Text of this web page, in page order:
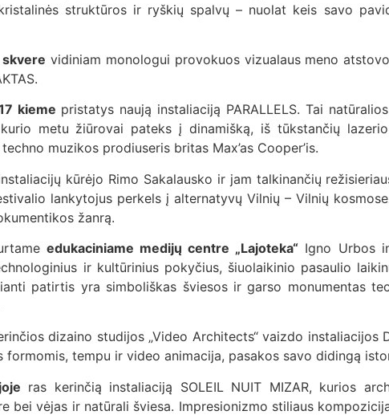
struktūros ir ryškių spalvų – nuolat keis savo
vidiniam monologui provokuos vizualaus meno
kieme pristatys naują instaliaciją PARALLELS. Tai
metu žiūrovai pateks į dinamišką, iš tūkstančių
muzikos prodiuseris britas Max’as Cooper’is.
kūrėjo Rimo Sakalausko ir jam talkinančių
lankytojus perkels į alternatyvų Vilnių – Vilnių
žanrą.
edukaciniame medijų centre „Lajoteka“ Igno Urbos
ir kultūrinius pokyčius, šiuolaikinio pasaulio
patirtis yra simboliškas šviesos ir garso monumentas
dizaino studijos „Video Architects“ vaizdo instaliacijos
tempu ir video animacija, pasakos savo didingą
ras kerinčią instaliaciją SOLEIL NUIT MIZAR, kurios
bei vėjas ir natūrali šviesa. Impresionizmo stiliaus